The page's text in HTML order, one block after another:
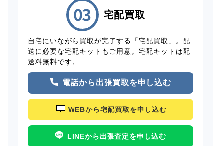
宅配買取
自宅にいながら買取が完了する「宅配買取」。配
送に必要な宅配キットもご用意。宅配キットは配
送料無料です。
電話から出張買取を申し込む
WEBから宅配買取を申し込む
LINEから出張査定を申し込む